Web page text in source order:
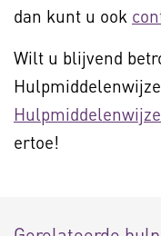
dan kunt u ook
Wilt u blijvend
ertoe!